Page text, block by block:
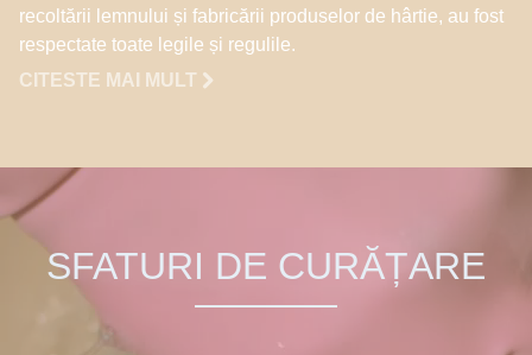
recoltării lemnului și fabricării produselor de hârtie, au fost
respectate toate legile și regulile.
CITESTE MAI MULT
SFATURI DE CURĂȚARE